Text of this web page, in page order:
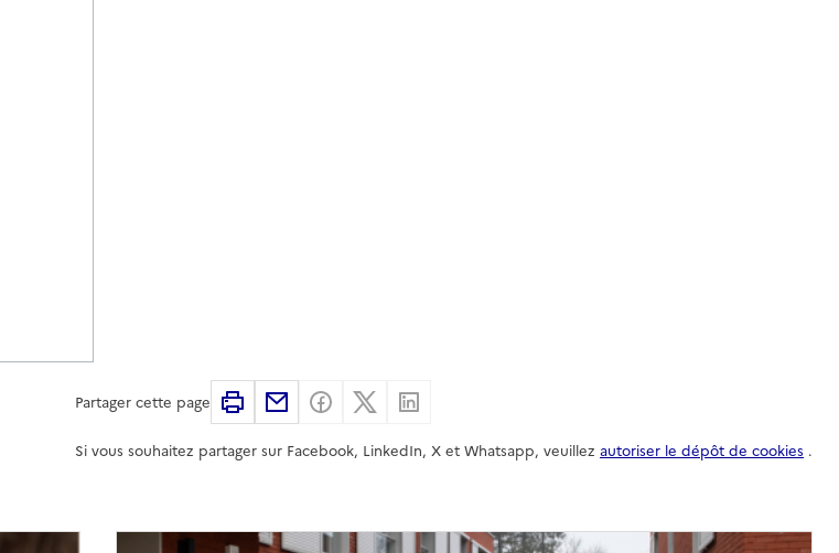
Partager cette page ImprimerPartager par email
Partager sur Facebook
Partager sur X
Si vous souhaitez partager sur Facebook, LinkedIn, X et Whatsapp, veuillez autoriser le dépôt de cookies .